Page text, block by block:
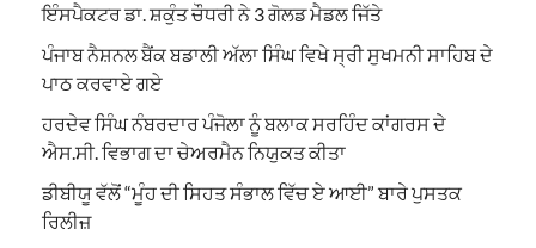
ਇੰਸਪੈਕਟਰ ਡਾ. ਸ਼ਕੁੰਤ ਚੌਧਰੀ ਨੇ 3 ਗੋਲਡ ਮੈਡਲ ਜਿੱਤੇ
ਪੰਜਾਬ ਨੈਸ਼ਨਲ ਬੈਂਕ ਬਡਾਲੀ ਅੱਲਾ ਸਿੰਘ ਵਿਖੇ ਸ੍ਰੀ ਸੁਖਮਨੀ ਸਾਹਿਬ ਦੇ
ਪਾਠ ਕਰਵਾਏ ਗਏ
ਹਰਦੇਵ ਸਿੰਘ ਨੰਬਰਦਾਰ ਪੰਜੋਲਾ ਨੂੰ ਬਲਾਕ ਸਰਹਿੰਦ ਕਾਂਗਰਸ ਦੇ
ਐਸ.ਸੀ. ਵਿਭਾਗ ਦਾ ਚੇਅਰਮੈਨ ਨਿਯੁਕਤ ਕੀਤਾ
ਡੀਬੀਯੂ ਵੱਲੋਂ “ਮੂੰਹ ਦੀ ਸਿਹਤ ਸੰਭਾਲ ਵਿੱਚ ਏ ਆਈ” ਬਾਰੇ ਪੁਸਤਕ
ਰਿਲੀਜ਼